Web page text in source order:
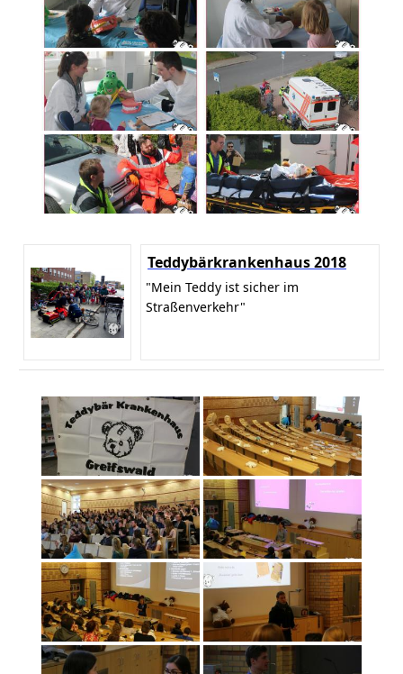
Teddybärkrankenhaus 2018
"Mein Teddy ist sicher im
Straßenverkehr"